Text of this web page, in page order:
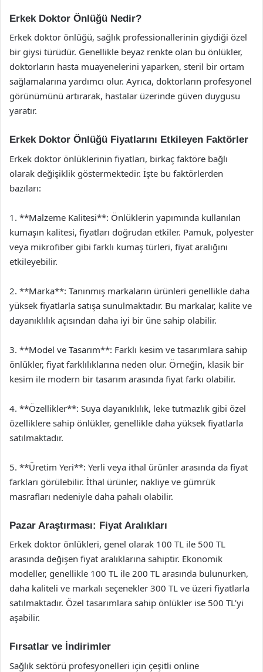
Erkek Doktor Önlüğü Nedir?
Erkek doktor önlüğü, sağlık professionallerinin giydiği özel
bir giysi türüdür. Genellikle beyaz renkte olan bu önlükler,
doktorların hasta muayenelerini yaparken, steril bir ortam
sağlamalarına yardımcı olur. Ayrıca, doktorların profesyonel
görünümünü artırarak, hastalar üzerinde güven duygusu
yaratır.
Erkek Doktor Önlüğü Fiyatlarını Etkileyen Faktörler
Erkek doktor önlüklerinin fiyatları, birkaç faktöre bağlı
olarak değişiklik göstermektedir. İşte bu faktörlerden
bazıları:
1. **Malzeme Kalitesi**: Önlüklerin yapımında kullanılan
kumaşın kalitesi, fiyatları doğrudan etkiler. Pamuk, polyester
veya mikrofiber gibi farklı kumaş türleri, fiyat aralığını
etkileyebilir.
2. **Marka**: Tanınmış markaların ürünleri genellikle daha
yüksek fiyatlarla satışa sunulmaktadır. Bu markalar, kalite ve
dayanıklılık açısından daha iyi bir üne sahip olabilir.
3. **Model ve Tasarım**: Farklı kesim ve tasarımlara sahip
önlükler, fiyat farklılıklarına neden olur. Örneğin, klasik bir
kesim ile modern bir tasarım arasında fiyat farkı olabilir.
4. **Özellikler**: Suya dayanıklılık, leke tutmazlık gibi özel
özelliklere sahip önlükler, genellikle daha yüksek fiyatlarla
satılmaktadır.
5. **Üretim Yeri**: Yerli veya ithal ürünler arasında da fiyat
farkları görülebilir. İthal ürünler, nakliye ve gümrük
masrafları nedeniyle daha pahalı olabilir.
Pazar Araştırması: Fiyat Aralıkları
Erkek doktor önlükleri, genel olarak 100 TL ile 500 TL
arasında değişen fiyat aralıklarına sahiptir. Ekonomik
modeller, genellikle 100 TL ile 200 TL arasında bulunurken,
daha kaliteli ve markalı seçenekler 300 TL ve üzeri fiyatlarla
satılmaktadır. Özel tasarımlara sahip önlükler ise 500 TL’yi
aşabilir.
Fırsatlar ve İndirimler
Sağlık sektörü profesyonelleri için çeşitli online